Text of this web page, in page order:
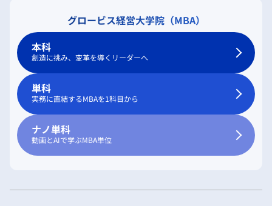
グロービス経営大学院（MBA）
本科
創造に挑み、変革を導くリーダーへ
単科
実務に直結するMBAを1科目から
ナノ単科
動画とAIで学ぶMBA単位